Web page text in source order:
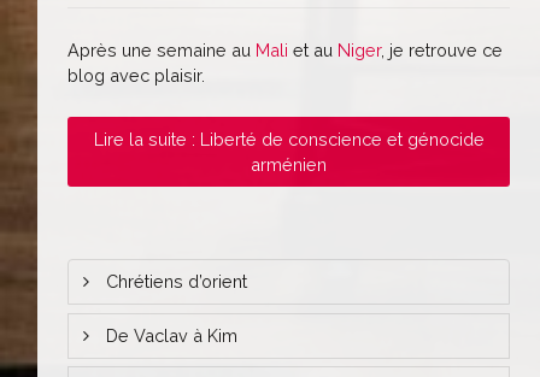
Après une semaine au Mali et au Niger, je retrouve ce
blog avec plaisir.
Lire la suite : Liberté de conscience et génocide
arménien
Chrétiens d’orient
De Vaclav à Kim